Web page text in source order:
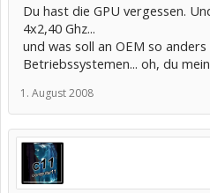
Du hast die GPU vergessen.
4x2,40 Ghz...
und was soll an OEM so
Betriebssystemen... oh, du
1. August 2008